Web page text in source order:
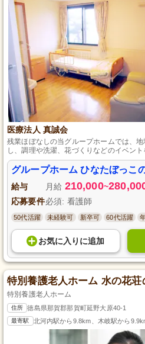
医療法人 真誠会
残業ほぼなしの当グループホームでは、
し、調理や洗濯、花づくりなどのイベン
科があるので、安心して働ける環境が整
有無は問わず、安定した働き方が可能で
グループホーム ひなたぼっこ
給与 月給 210,000~
応募要件必須: 看護師
50代活躍 未経験可 新卒可 60代活躍
お気に入り に追加
特別養護老人ホーム 水の花荘
特別養護老人ホーム
住所 徳島県那賀郡那賀町延野大原40-1
最寄駅 北河内駅から9.8km、木岐駅から